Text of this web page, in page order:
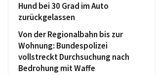
Hund bei 30 Grad im Auto
zurückgelassen
Von der Regionalbahn bis zur
Wohnung: Bundespolizei
vollstreckt Durchsuchung nach
Bedrohung mit Waffe